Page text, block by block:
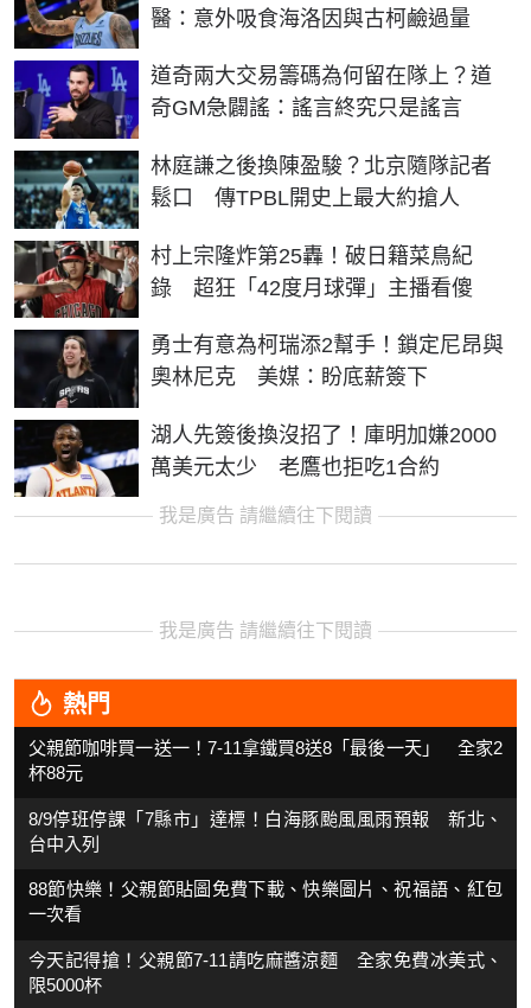
醫：意外吸食海洛因與古柯鹼過量
道奇兩大交易籌碼為何留在隊上？道
奇GM急闢謠：謠言終究只是謠言
林庭謙之後換陳盈駿？北京隨隊記者
鬆口 傳TPBL開史上最大約搶人
村上宗隆炸第25轟！破日籍菜鳥紀
錄 超狂「42度月球彈」主播看傻
勇士有意為柯瑞添2幫手！鎖定尼昂與
奧林尼克 美媒：盼底薪簽下
湖人先簽後換沒招了！庫明加嫌2000
萬美元太少 老鷹也拒吃1合約
我是廣告 請繼續往下閱讀
我是廣告 請繼續往下閱讀
熱門
父親節咖啡買一送一！7-11拿鐵買8送8「最後一天」 全家2
杯88元
8/9停班停課「7縣市」達標！白海豚颱風風雨預報 新北、
台中入列
88節快樂！父親節貼圖免費下載、快樂圖片、祝福語、紅包
一次看
今天記得搶！父親節7-11請吃麻醬涼麵 全家免費冰美式、
限5000杯